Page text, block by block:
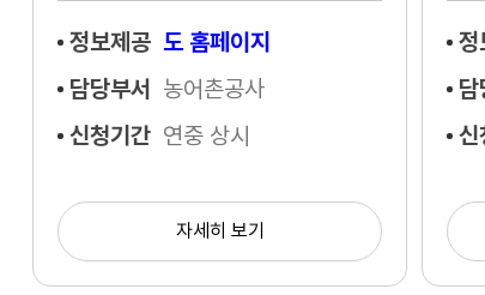
정보제공 도 홈페이지
담당부서 농어촌공사
신청기간 연중 상시
자세히 보기
정
담
신